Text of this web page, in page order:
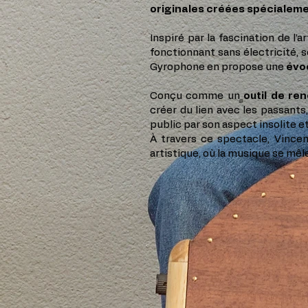
originales créées
Inspiré par la fascination de
fonctionnant sans électricité,
Gyrophone en propose une
Conçu comme unoutil de
créer du lien avec les
public par son aspect insolite
À travers ce spectacle,
artistique, où la musique se